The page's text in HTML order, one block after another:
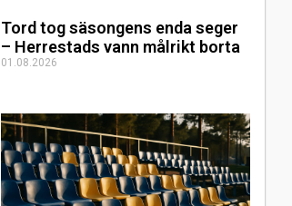
Tord tog säsongens enda seger
– Herrestads vann målrikt borta
01.08.2026